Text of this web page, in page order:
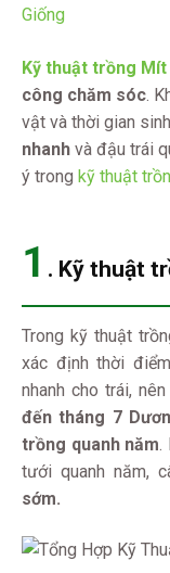
Kỹ thuật trồng
công chăm sóc.
vật và thời gian
nhanh và đậu trái
ý trong kỹ thuật
1 . Kỹ thuật
Trong kỹ thuật
xác định thời
nhanh cho trái,
đến tháng 7
trồng quanh năm.
tưới quanh năm,
sớm.